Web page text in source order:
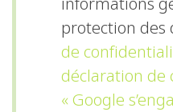
protection des
de
déclaration de
« Google